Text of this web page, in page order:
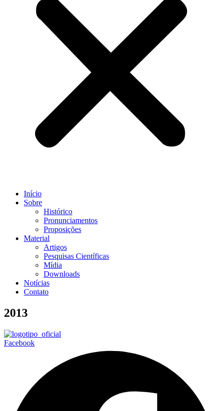
Início
Sobre
Histórico
Pronunciamentos
Proposições
Material
Artigos
Pesquisas Científicas
Mídia
Downloads
Notícias
Contato
2013
Facebook